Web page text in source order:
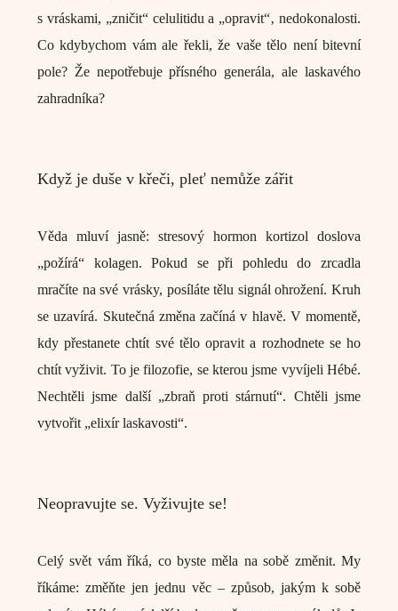
s vráskami, „zničit“ celulitidu a „opravit“‚ nedokonalosti.
Co kdybychom vám ale řekli, že vaše tělo není bitevní
pole? Že nepotřebuje přísného generála, ale laskavého
zahradníka?
Když je duše v křeči, pleť nemůže zářit
Věda mluví jasně: stresový hormon kortizol doslova
„požírá“ kolagen. Pokud se při pohledu do zrcadla
mračíte na své vrásky, posíláte tělu signál ohrožení. Kruh
se uzavírá. Skutečná změna začíná v hlavě. V momentě,
kdy přestanete chtít své tělo opravit a rozhodnete se ho
chtít vyživit. To je filozofie, se kterou jsme vyvíjeli Hébé.
Nechtěli jsme další „zbraň proti stárnutí“. Chtěli jsme
vytvořit „elixír laskavosti“.
Neopravujte se. Vyživujte se!
Celý svět vám říká, co byste měla na sobě změnit. My
říkáme: změňte jen jednu věc – způsob, jakým k sobě